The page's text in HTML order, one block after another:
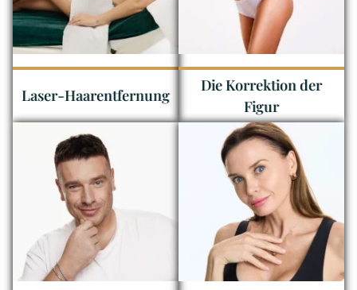
Laser-Haarentfernung
Die Korrektion der
Figur